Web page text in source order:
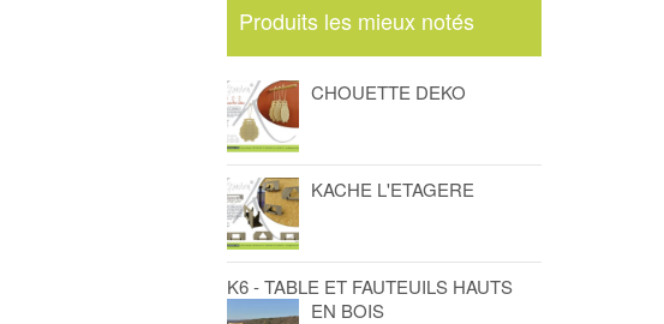
Produits les mieux notés
CHOUETTE DEKO
KACHE L'ETAGERE
K6 - TABLE ET FAUTEUILS HAUTS
EN BOIS